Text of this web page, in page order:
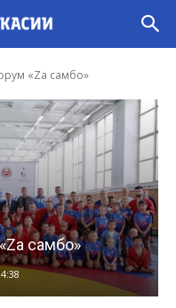
«Za самбо»
самбо»